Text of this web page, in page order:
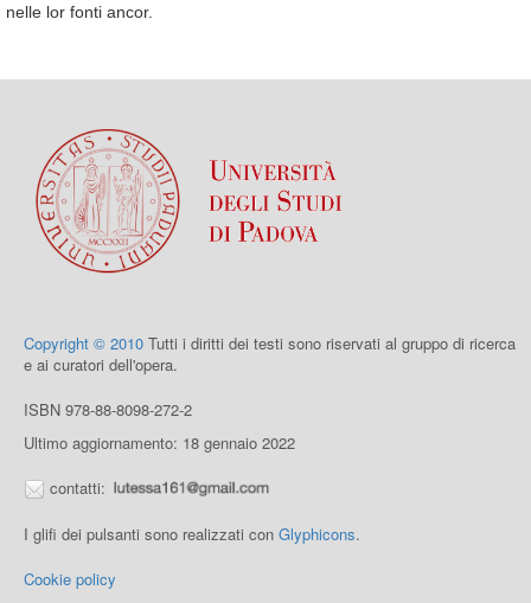
nelle lor fonti ancor.
Copyright © 2010 Tutti i diritti dei testi sono riservati al gruppo di ricerca
e ai curatori dell'opera.
ISBN 978-88-8098-272-2
Ultimo aggiornamento: 18 gennaio 2022
contatti:
I glifi dei pulsanti sono realizzati con Glyphicons.
Cookie policy